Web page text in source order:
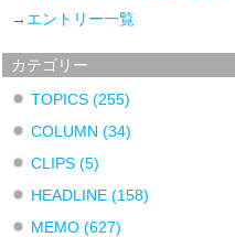
→ エントリー一覧
カテゴリー
TOPICS (255)
COLUMN (34)
CLIPS (5)
HEADLINE (158)
MEMO (627)